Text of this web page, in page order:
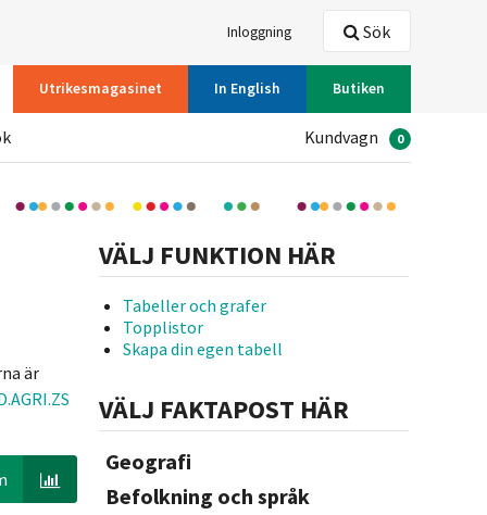
Inloggning
Utrikesmagasinet In English Butiken
Sök
Kundvagn 0
är
VÄLJ FUNKTION HÄR
Tabeller och grafer
Topplistor
Skapa din egen tabell
VÄLJ FAKTAPOST HÄR
Geografi
Befolkning och språk